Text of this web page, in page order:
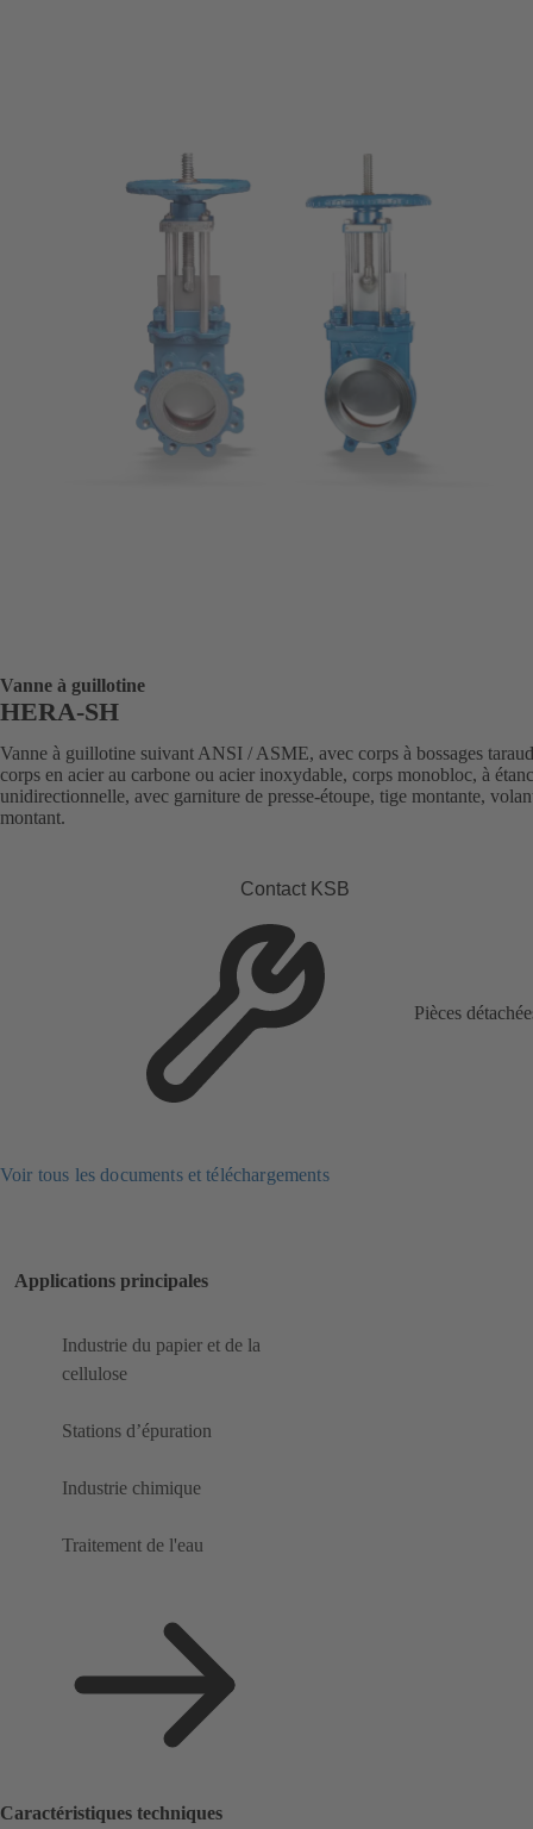
Vanne à guillotine
HERA-SH
Vanne à guillotine suivant ANSI / ASME, avec corps à bossages
corps en acier au carbone ou acier inoxydable, corps monobloc, à
unidirectionnelle, avec garniture de presse-étoupe, tige montante,
montant.
Contact KSB
Pièces
Voir tous les documents et téléchargements
Applications principales
Industrie du papier et de la
cellulose
Stations d’épuration
Industrie chimique
Traitement de l'eau
Caractéristiques techniques